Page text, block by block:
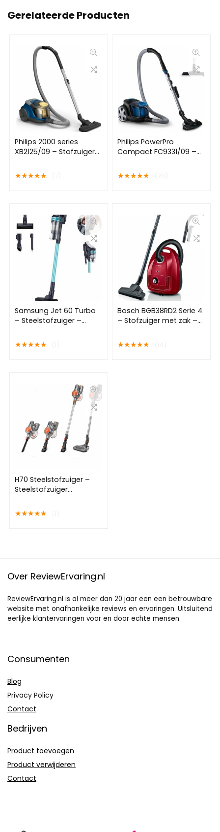
Gerelateerde Producten
Philips 2000 series
XB2125/09 – Stofzuiger
★★★★★
Philips PowerPro
Compact FC9331/09 –
★★★★★
Samsung Jet 60 Turbo
– Steelstofzuiger –
★★★★★
Bosch BGB38RD2 Serie 4
– Stofzuiger met zak –
★★★★★
H70 Steelstofzuiger –
Steelstofzuiger
Steelstofzuigers –
Snoerloze
★★★★★
Over ReviewErvaring.nl
ReviewErvaring.nl is al meer dan 20 jaar een een betrouwbare
website met onafhankelijke reviews en ervaringen. Uitsluitend
eerlijke klantervaringen voor en door echte mensen.
Consumenten
Blog
Privacy Policy
Contact
Bedrijven
Product toevoegen
Product verwijderen
Contact